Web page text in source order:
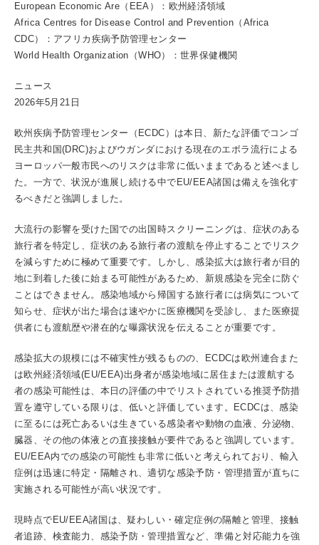
European Economic Are（EEA）：欧州経済領域
Africa Centres for Disease Control and Prevention（Africa
CDC）：アフリカ疾病予防管理センター
World Health Organization（WHO）：世界保健機関
ニュース
2026年5月21日
欧州疾病予防管理センター（ECDC）は本日、新たな評価でコンゴ
民主共和国(DRC)およびウガンダにおける現在のエボラ流行による
ヨーロッパ一般市民へのリスクは非常に低いままであると述べまし
た。一方で、状況が進展し続ける中でEU/EEA諸国は備えを強化す
るべきだと強調しました。
大流行の影響を受けた国での出国時スクリーニングは、症状のある
旅行者を特定し、症状のある旅行者の渡航を停止することでリスク
を減らすために極めて重要です。しかし、感染拡大は旅行者が目的
地に到着した後に始まる可能性があるため、新規感染を完全に防ぐ
ことはできません。感染地域から帰国する旅行者には病気について
知らせ、症状が出た場合は速やかに医療機関を受診し、また医療提
供者にも渡航歴や潜在的な曝露状況を伝えることが重要です。
感染拡大の規模には不確実性が残るものの、ECDCは欧州連合また
は欧州経済領域(EU/EEA)出身者が感染地域に居住または渡航する
者の感染可能性は、本日の評価の中でリストされている推奨予防措
置を遵守している限りは、低いと評価しています。ECDCは、感染
に至るには死亡あるいは生きている感染者や動物の血液、分泌物、
臓器、その他の体液との直接接触が要件であると強調しています。
EU/EEA内での感染の可能性も非常に低いと考えられており、輸入
症例は迅速に特定・隔離され、適切な感染予防・管理措置が直ちに
実施される可能性が高い状況です。
現時点でEU/EEA諸国は、疑わしい・確定症例の隔離と管理、接触
者追跡、検査能力、感染予防・管理措置など、準備と対応能力を強